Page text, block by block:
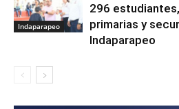
Indaparapeo
296
primarias y
Indaparapeo